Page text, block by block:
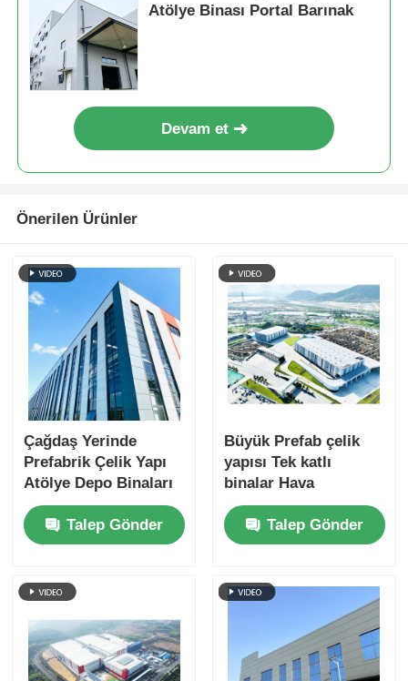
Atölye Binası Portal Barınak
Devam et
Önerilen Ürünler
Çağdaş Yerinde
Prefabrik Çelik Yapı
Atölye Depo Binaları
Talep Gönder
Büyük Prefab çelik
yapısı Tek katlı
binalar Hava
koşullarına
dayanıklılıkTalep Gönder